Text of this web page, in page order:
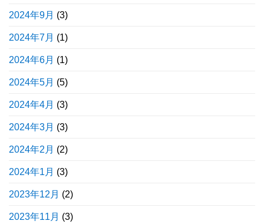
2024年9月 (3)
2024年7月 (1)
2024年6月 (1)
2024年5月 (5)
2024年4月 (3)
2024年3月 (3)
2024年2月 (2)
2024年1月 (3)
2023年12月 (2)
2023年11月 (3)